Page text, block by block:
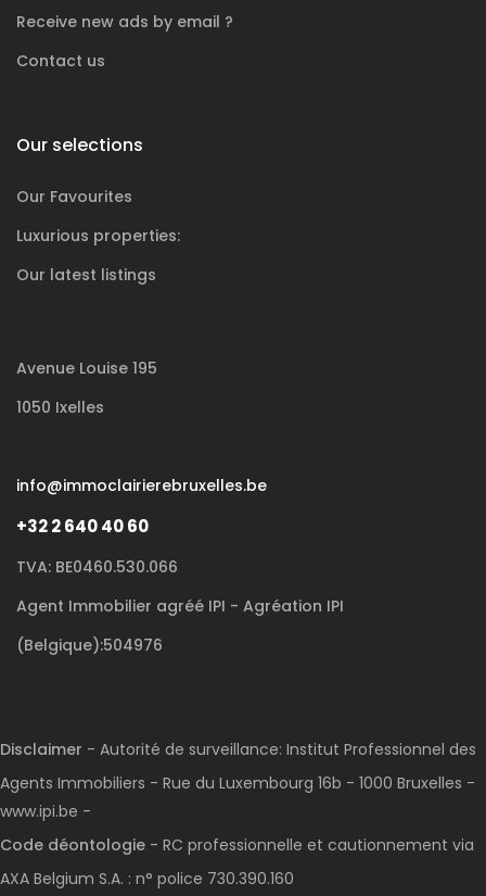
Receive new ads by email ?
Contact us
Our selections
Our Favourites
Luxurious properties:
Our latest listings
Avenue Louise 195
1050 Ixelles
info@immoclairierebruxelles.be
+32 2 640 40 60
TVA: BE0460.530.066
Agent Immobilier agréé IPI - Agréation IPI
(Belgique):504976
Disclaimer - Autorité de surveillance: Institut Professionnel des
Agents Immobiliers - Rue du Luxembourg 16b - 1000 Bruxelles -
www.ipi.be -
Code déontologie - RC professionnelle et cautionnement via
AXA Belgium S.A. : n° police 730.390.160